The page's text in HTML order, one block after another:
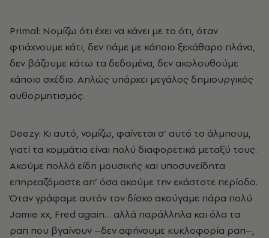
Primal: Νομίζω ότι έχει να κάνει με το ότι, όταν
φτιάχνουμε κάτι, δεν πάμε με κάποιο ξεκάθαρο πλάνο,
δεν βάζουμε κάτω τα δεδομένα, δεν ακολουθούμε
κάποιο σχέδιο. Απλώς υπάρχει μεγάλος δημιουργικός
αυθορμητισμός.
Deezy: Κι αυτό, νομίζω, φαίνεται σ’ αυτό το άλμπουμ,
γιατί τα κομμάτια είναι πολύ διαφορετικά μεταξύ τους.
Ακούμε πολλά είδη μουσικής και υποσυνείδητα
επηρεαζόμαστε απ’ όσα ακούμε την εκάστοτε περίοδο.
Όταν γράφαμε αυτόν τον δίσκο ακούγαμε πάρα πολύ
Jamie xx, Fred again… αλλά παράλληλα και όλα τα
ραπ που βγαίνουν –δεν αφήνουμε κυκλοφορία ραπ–,